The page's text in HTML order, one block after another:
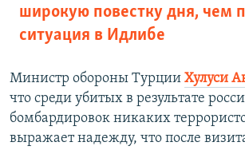
широкую повестку дня, чем
ситуация в Идлибе
Министр обороны Турции Хулуси
что среди убитых в результате
бомбардировок никаких
выражает надежду, что после